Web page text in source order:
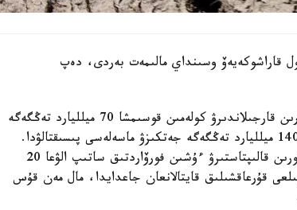
قاراشوكەيەۆ وسىنداي مالىمەت بەردى، دەپ
«سونىمەن قاتار كوكتەمگى دالا جانە ەگىن جيناۋ جۇمىستارىن قارجىلاندىرۋ كولەمىن قوسىمشا 70 ميلليارد تەڭگەگە
ۇلعايتىپ، بيۋدجەتتىك كرەديت بەرۋدىڭ جالپى كولەمىن 140 ميلليارد تەڭگەگە جەتكىزۋ ماسەلەسى پىسىقتالۋدا.
بۇدان باسقا، 200 مىڭ توننا كولەمىندە جەمدىك استىق قورىن قالىپتاستىرۋ ءۇشىن فورۆاردتىق ساتىپ الۋعا 20
تەڭگە ءبولۋ ماسەلەسى پىسىقتالۋدا، ول 2021 -جىلعى قۇرعاقشىلىق قايتالانعان جاعدايدا، مال مەن قۇس